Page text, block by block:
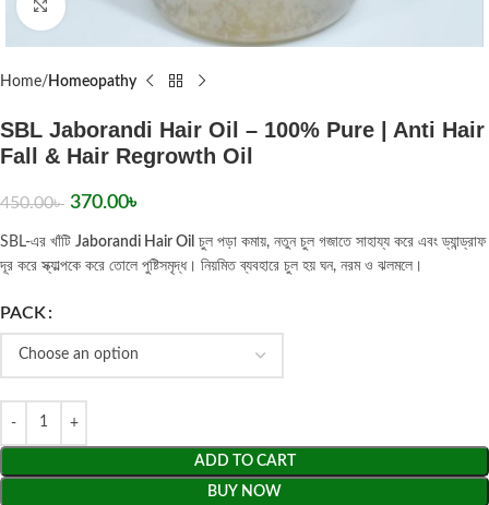
Home Homeopathy
SBL Jaborandi Hair Oil – 100% Pure | Anti Hair
Fall & Hair Regrowth Oil
450.00৳ 370.00৳
SBL-এর খাঁটি Jaborandi Hair Oil চুল পড়া কমায়, নতুন চুল গজাতে সাহায্য করে এবং ড্যান্ড্রাফ
দূর করে স্ক্যাল্পকে করে তোলে পুষ্টিসমৃদ্ধ। নিয়মিত ব্যবহারে চুল হয় ঘন, নরম ও ঝলমলে।
PACK
ADD TO CART
BUY NOW